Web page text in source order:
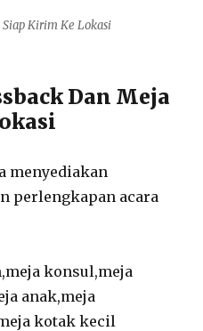
Siap Kirim Ke Lokasi
Dan Meja
menyediakan
perlengkapan acara
konsul,meja
anak,meja
kotak kecil